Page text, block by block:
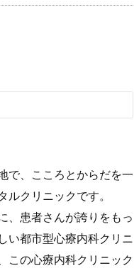
で、こころとからだを一
クリニックです。
、患者さんが誇りをもっ
い都市型心療内科クリニ
この心療内科クリニック